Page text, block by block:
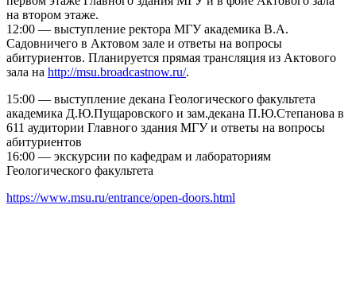
на втором этаже.
12:00 — выступление ректора МГУ академика В.А.
Садовничего в Актовом зале и ответы на вопросы
абитуриентов. Планируется прямая трансляция из Актового
зала на http://msu.broadcastnow.ru/.
15:00 — выступление декана Геологического факультета
академика Д.Ю.Пущаровского и зам.декана П.Ю.Степанова в
611 аудитории Главного здания МГУ и ответы на вопросы
абитуриентов
16:00 — экскурсии по кафедрам и лабораториям
Геологического факультета
https://www.msu.ru/entrance/open-doors.html